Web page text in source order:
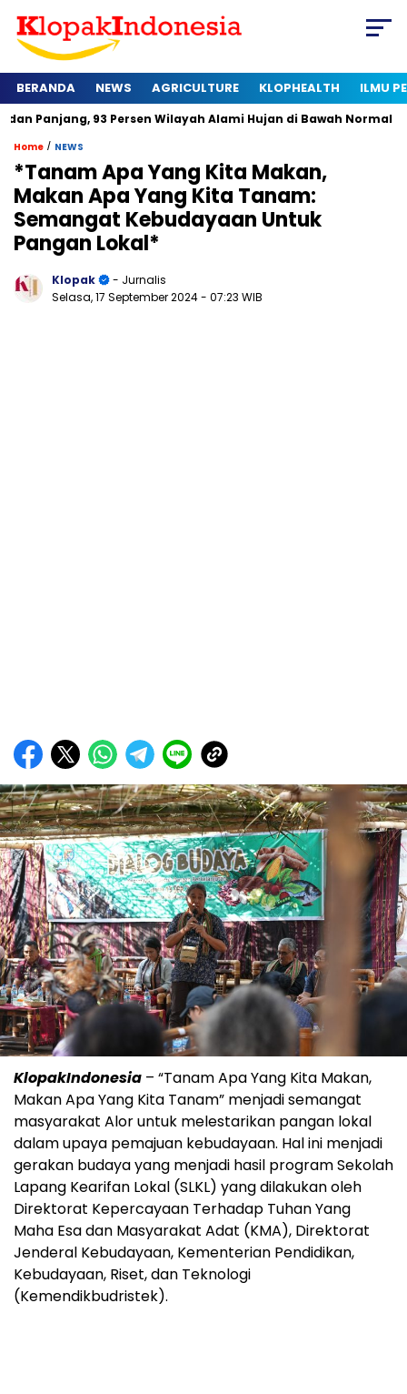
BERANDA NEWS AGRICULTURE KLOPHEALTH ILMU
93 Persen Wilayah Alami Hujan di Bawah Normal Kapan
Home / NEWS
*Tanam Apa Yang Kita Makan,
Makan Apa Yang Kita Tanam:
Semangat Kebudayaan Untuk
Pangan Lokal*
Klopak
- Jurnalis
Selasa, 17 September 2024- 07:23 WIB
KlopakIndonesia – “Tanam Apa Yang Kita Makan,
Makan Apa Yang Kita Tanam” menjadi semangat
masyarakat Alor untuk melestarikan pangan lokal
dalam upaya pemajuan kebudayaan. Hal ini menjadi
gerakan budaya yang menjadi hasil program Sekolah
Lapang Kearifan Lokal (SLKL) yang dilakukan oleh
Direktorat Kepercayaan Terhadap Tuhan Yang
Maha Esa dan Masyarakat Adat (KMA), Direktorat
Jenderal Kebudayaan, Kementerian Pendidikan,
Kebudayaan, Riset, dan Teknologi
(Kemendikbudristek).